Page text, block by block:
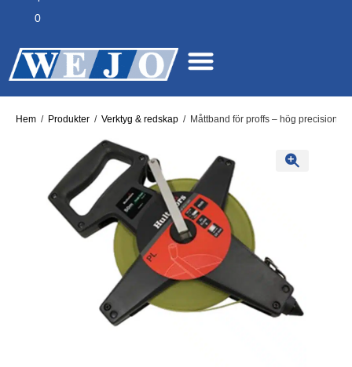
0
Hem / Produkter / Verktyg & redskap / Måttband för proffs – hög precision